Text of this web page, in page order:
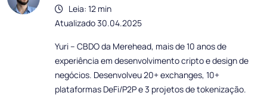
Leia: 12 min
Atualizado 30.04.2025
Yuri – CBDO da Merehead, mais de 10 anos de
experiência em desenvolvimento cripto e design de
negócios. Desenvolveu 20+ exchanges, 10+
plataformas DeFi/P2P e 3 projetos de tokenização.